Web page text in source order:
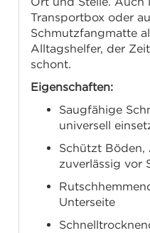
Transportbox oder
Schmutzfangmatte
Alltagshelfer, der
schont.
Eigenschaften:
Saugfähige
universell
Schützt Böden,
zuverlässig vor
Unterseite